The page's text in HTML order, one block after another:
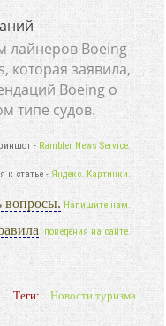
лайнеров Boeing
которая заявила,
Boeing о
типе судов.
- Rambler News Service.
к статье - Яндекс. Картинки.
вопросы. Напишите нам.
поведения на сайте.
Теги: Новости туризма